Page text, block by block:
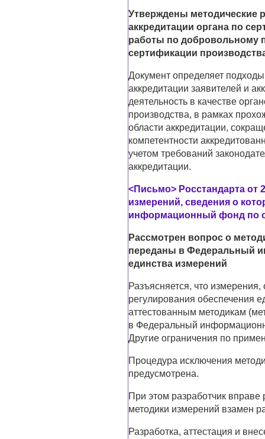
Утверждены методические
аккредитации органа по
работы по добровольному
сертификации
Документ определяет
аккредитации заявителей и
деятельность в качестве
производства, в рамках
области аккредитации,
компетентности
учетом требований
аккредитации.
<Письмо> Росстандарта от
измерений, сведения о
информационный фонд по
Рассмотрен вопрос о
переданы в Федеральный
единства измерений
Разъясняется, что
регулирования обеспечения
аттестованным методикам
в Федеральный
Другие ограничения по
Процедура исключения
предусмотрена.
При этом разработчик вправе
методики измерений взамен
Разработка, аттестация и